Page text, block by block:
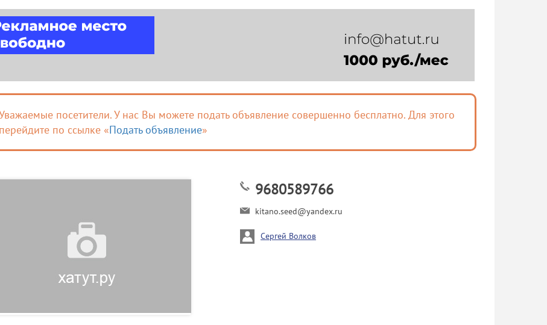
посетители. У нас Вы можете подать объявление совершенно бесплатно. Для этого
перейдите по ссылке «Подать объявление»
9680589766
kitano.seed@yandex.ru
Сергей Волков